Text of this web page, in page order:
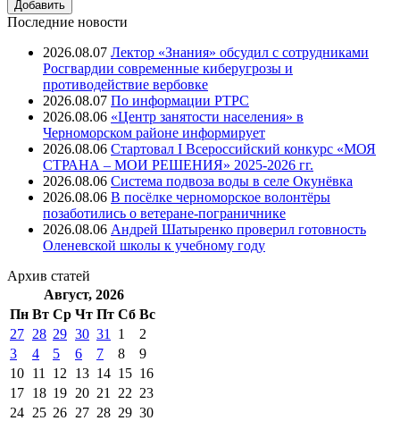
Последние новости
2026.08.07 Лектор «Знания» обсудил с сотрудниками
Росгвардии современные киберугрозы и
противодействие вербовке
2026.08.07 ⁠По информации РТРС
2026.08.06 «Центр занятости населения» в
Черноморском районе информирует
2026.08.06 Стартовал I Всероссийский конкурс «МОЯ
СТРАНА – МОИ РЕШЕНИЯ» 2025-2026 гг.
2026.08.06 Система подвоза воды в селе Окунёвка
2026.08.06 В посёлке черноморское волонтёры
позаботились о ветеране-пограничнике
2026.08.06 Андрей Шатыренко проверил готовность
Оленевской школы к учебному году
Архив статей
Август, 2026
Пн Вт Ср Чт Пт Cб Вс
27 28 29 30 31 1
2
3
4 5 6 7 8
9
10 11 12 13 14 15 16
17 18 19 20 21 22 23
24 25 26 27 28 29 30